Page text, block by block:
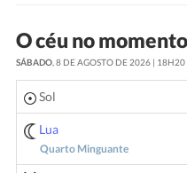
O céu no
SÁBADO, 8 DE AGOSTO DE 2026 | 18H20
Sol
Lua
Quarto Minguante